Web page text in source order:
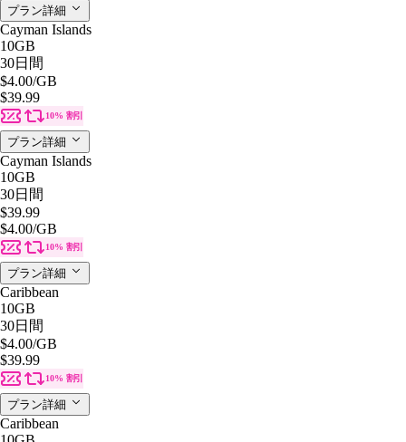
プラン詳細
Cayman Islands
10GB
30日間
$4.00/GB
$39.99
10% 割引
プラン詳細
Cayman Islands
10GB
30日間
$39.99
$4.00/GB
10% 割引
プラン詳細
Caribbean
10GB
30日間
$4.00/GB
$39.99
10% 割引
プラン詳細
Caribbean